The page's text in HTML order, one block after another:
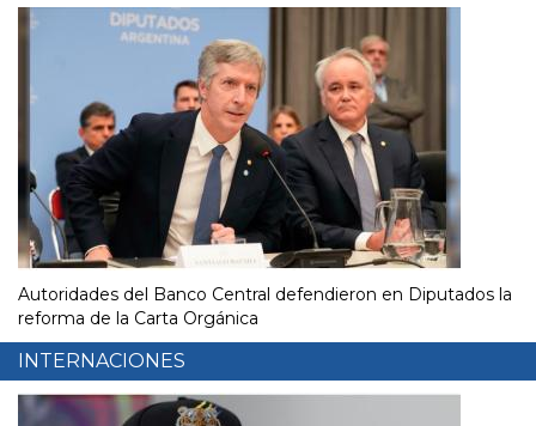
Autoridades del Banco Central defendieron en Diputados la
reforma de la Carta Orgánica
INTERNACIONES